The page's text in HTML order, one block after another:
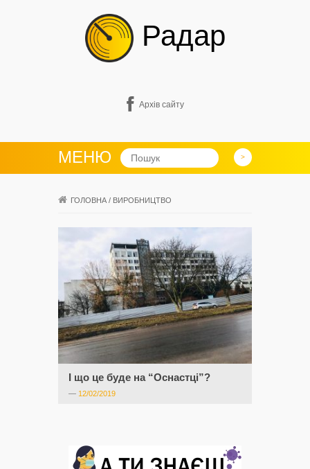
Радар
Архів сайту
МЕНЮ
ГОЛОВНА / ВИРОБНИЦТВО
І що це буде на “Оснастці”?
— 12/02/2019